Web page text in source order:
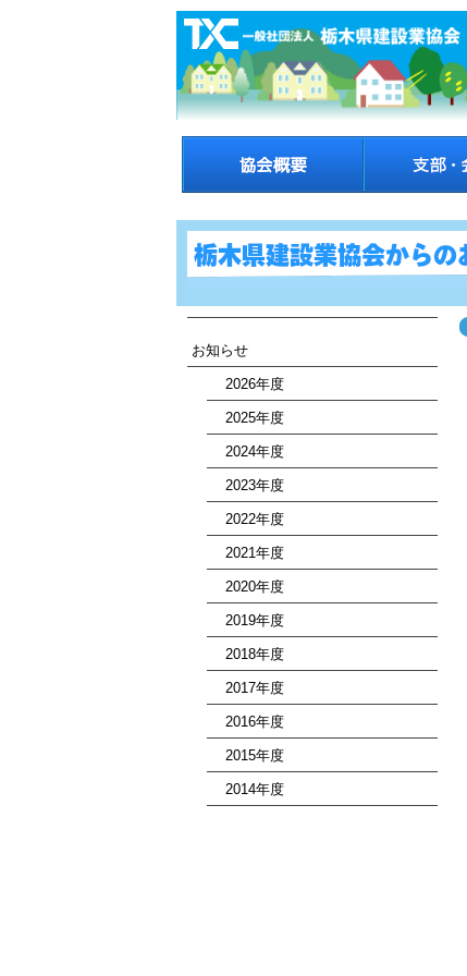
お知らせ
2026年度
2025年度
2024年度
2023年度
2022年度
2021年度
2020年度
2019年度
2018年度
2017年度
2016年度
2015年度
2014年度